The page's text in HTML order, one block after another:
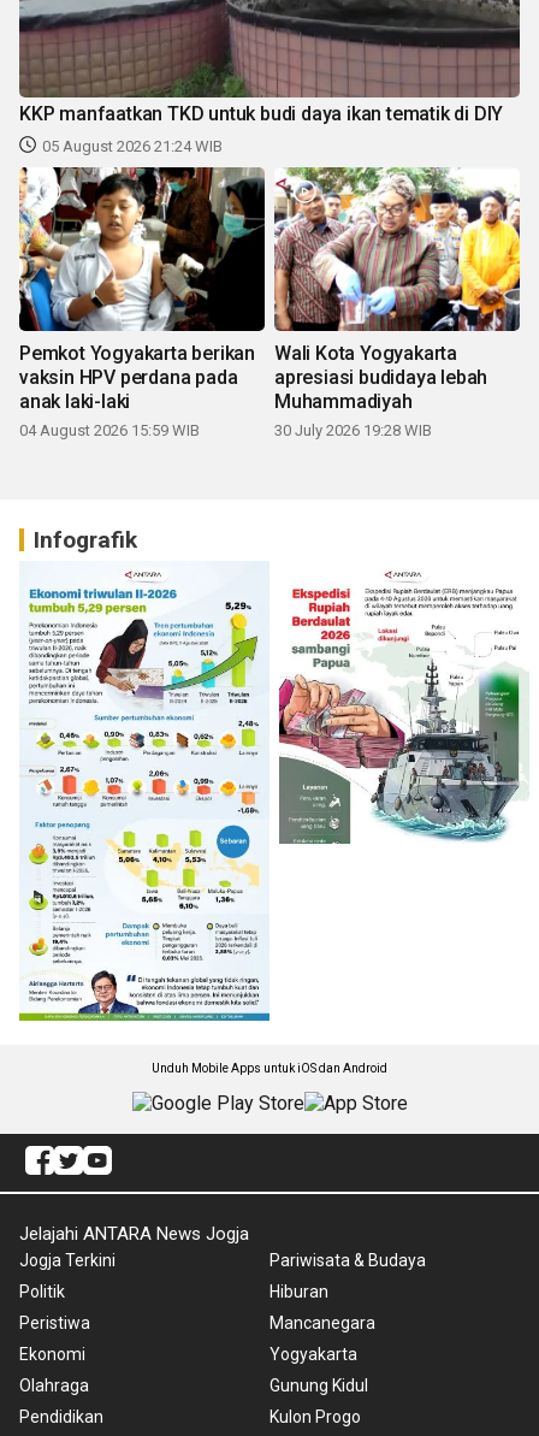
KKP manfaatkan TKD untuk budi daya ikan tematik di DIY
05 August 2026 21:24 WIB
Pemkot Yogyakarta berikan
vaksin HPV perdana pada
anak laki-laki
04 August 2026 15:59 WIB
Wali Kota Yogyakarta
apresiasi budidaya lebah
Muhammadiyah
30 July 2026 19:28 WIB
Infografik
Unduh Mobile Apps untuk iOS dan Android
Jelajahi ANTARA News Jogja
Jogja Terkini
Politik
Peristiwa
Ekonomi
Olahraga
Pendidikan
Pariwisata & Budaya
Hiburan
Mancanegara
Yogyakarta
Gunung Kidul
Kulon Progo